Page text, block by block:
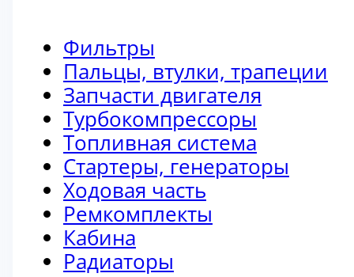
Фильтры
Пальцы, втулки, трапеции
Запчасти двигателя
Турбокомпрессоры
Топливная система
Стартеры, генераторы
Ходовая часть
Ремкомплекты
Кабина
Радиаторы